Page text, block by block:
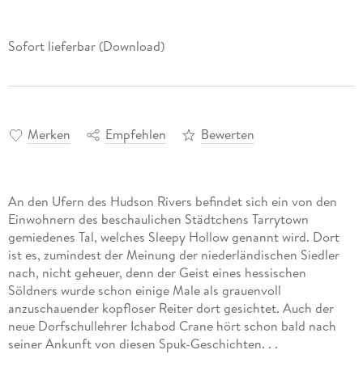
Sofort lieferbar (Download)
Merken Empfehlen Bewerten
An den Ufern des Hudson Rivers befindet sich ein von den
Einwohnern des beschaulichen Städtchens Tarrytown
gemiedenes Tal, welches Sleepy Hollow genannt wird. Dort
ist es, zumindest der Meinung der niederländischen Siedler
nach, nicht geheuer, denn der Geist eines hessischen
Söldners wurde schon einige Male als grauenvoll
anzuschauender kopfloser Reiter dort gesichtet. Auch der
neue Dorfschullehrer Ichabod Crane hört schon bald nach
seiner Ankunft von diesen Spuk-Geschichten. . .